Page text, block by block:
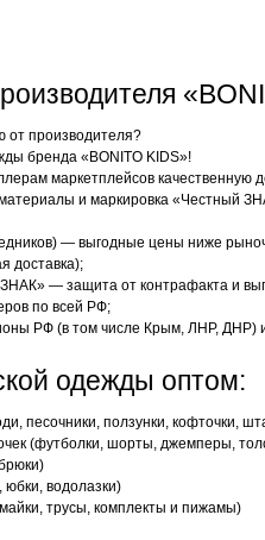
от производителя?
бренда «BONITO KIDS»!
маркетплейсов качественную
и маркировка «Честный
— выгодные цены ниже
доставка);
— защита от контрафакта и
по всей РФ;
РФ (в том числе Крым, ЛНР, ДНР)
одежды оптом:
песочники, ползунки, кофточки,
(футболки, шорты, джемперы,
водолазки)
трусы, комплекты и пижамы)